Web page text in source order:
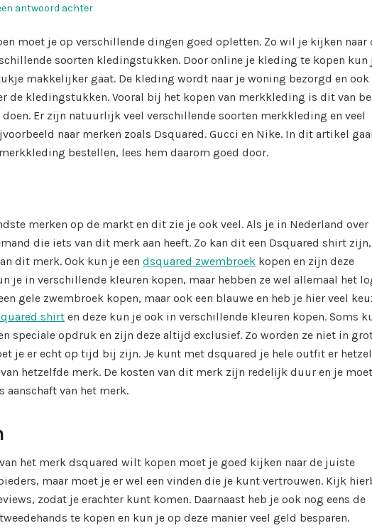
antwoord achter
moet je op verschillende dingen goed opletten. Zo wil je kijken naar
soorten kledingstukken. Door online je kleding te kopen kun
makkelijker gaat. De kleding wordt naar je woning bezorgd en
de kledingstukken. Vooral bij het kopen van merkkleding is dit van
Er zijn natuurlijk veel verschillende soorten merkkleding en veel
naar merken zoals Dsquared. Gucci en Nike. In dit artikel
bestellen, lees hem daarom goed door.
merken op de markt en dit zie je ook veel. Als je in Nederland over
die iets van dit merk aan heeft. Zo kan dit een Dsquared shirt zijn,
dit merk. Ook kun je een dsquared zwembroek kopen en zijn deze
je in verschillende kleuren kopen, maar hebben ze wel allemaal het
gele zwembroek kopen, maar ook een blauwe en heb je hier veel
shirt en deze kun je ook in verschillende kleuren kopen. Soms
speciale opdruk en zijn deze altijd exclusief. Zo worden ze niet in
je er echt op tijd bij zijn. Je kunt met dsquared je hele outfit er
hetzelfde merk. De kosten van dit merk zijn redelijk duur en je
aanschaft van het merk.
het merk dsquared wilt kopen moet je goed kijken naar de juiste
maar moet je er wel een vinden die je kunt vertrouwen. Kijk
zodat je erachter kunt komen. Daarnaast heb je ook nog eens de
te kopen en kun je op deze manier veel geld besparen.